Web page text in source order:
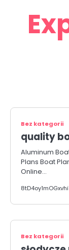
Bez kategorii
quality
Aluminum
Plans Boat
Online…
Bez kategorii